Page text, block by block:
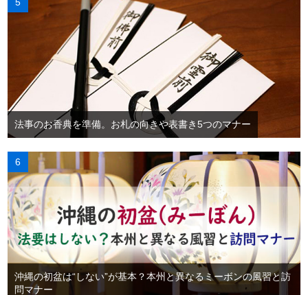
法事のお香典を準備。お札の向きや表書き5つのマナー
沖縄の初盆は“しない”が基本？本州と異なるミーボンの風習と訪
問マナー